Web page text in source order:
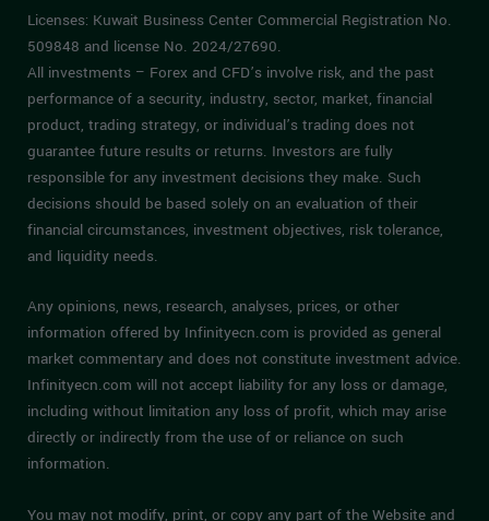
Licenses: Kuwait Business Center Commercial Registration No.
509848 and license No. 2024/27690.
All investments – Forex and CFD’s involve risk, and the past
performance of a security, industry, sector, market, financial
product, trading strategy, or individual’s trading does not
guarantee future results or returns. Investors are fully
responsible for any investment decisions they make. Such
decisions should be based solely on an evaluation of their
financial circumstances, investment objectives, risk tolerance,
and liquidity needs.
Any opinions, news, research, analyses, prices, or other
information offered by Infinityecn.com is provided as general
market commentary and does not constitute investment advice.
Infinityecn.com will not accept liability for any loss or damage,
including without limitation any loss of profit, which may arise
directly or indirectly from the use of or reliance on such
information.
You may not modify, print, or copy any part of the Website and